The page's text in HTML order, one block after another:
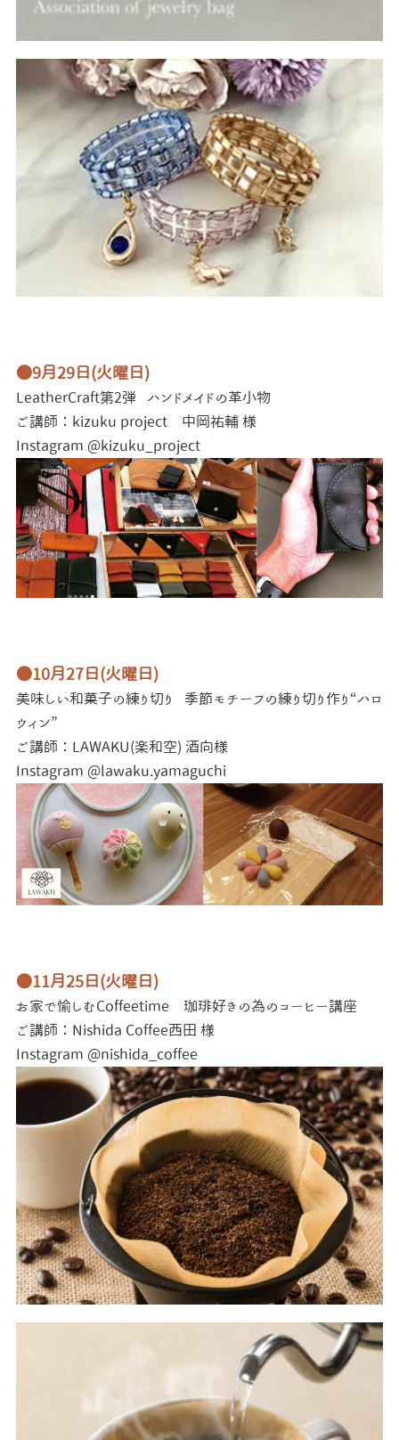
●9月29日(火曜日)
LeatherCraft第2弾 ハンドメイドの革小物
ご講師：kizuku project 中岡祐輔 様
Instagram @kizuku_project
●10月27日(火曜日)
美味しい和菓子の練り切り 季節モチーフの練り切り作り“ハロ
ウィン”
ご講師：LAWAKU(楽和空) 酒向様
Instagram @lawaku.yamaguchi
●11月25日(火曜日)
お家で愉しむCoffeetime 珈琲好きの為のコーヒー講座
ご講師：Nishida Coffee西田 様
Instagram @nishida_coffee